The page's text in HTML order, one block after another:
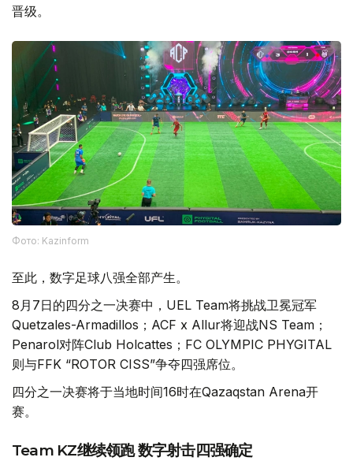
晋级。
Фото: Kazinform
至此，数字足球八强全部产生。
8月7日的四分之一决赛中，UEL Team将挑战卫冕冠军
Quetzales-Armadillos；ACF x Allur将迎战NS Team；
Penarol对阵Club Holcattes；FC OLYMPIC PHYGITAL
则与FFK “ROTOR CISS”争夺四强席位。
四分之一决赛将于当地时间16时在Qazaqstan Arena开
赛。
Team KZ继续领跑 数字射击四强确定